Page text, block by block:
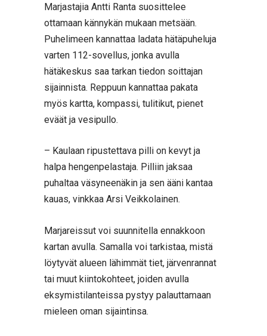
Marjastajia Antti Ranta suosittelee
ottamaan kännykän mukaan metsään.
Puhelimeen kannattaa ladata hätäpuheluja
varten 112-sovellus, jonka avulla
hätäkeskus saa tarkan tiedon soittajan
sijainnista. Reppuun kannattaa pakata
myös kartta, kompassi, tulitikut, pienet
eväät ja vesipullo.
– Kaulaan ripustettava pilli on kevyt ja
halpa hengenpelastaja. Pilliin jaksaa
puhaltaa väsyneenäkin ja sen ääni kantaa
kauas, vinkkaa Arsi Veikkolainen.
Marjareissut voi suunnitella ennakkoon
kartan avulla. Samalla voi tarkistaa, mistä
löytyvät alueen lähimmät tiet, järvenrannat
tai muut kiintokohteet, joiden avulla
eksymistilanteissa pystyy palauttamaan
mieleen oman sijaintinsa.